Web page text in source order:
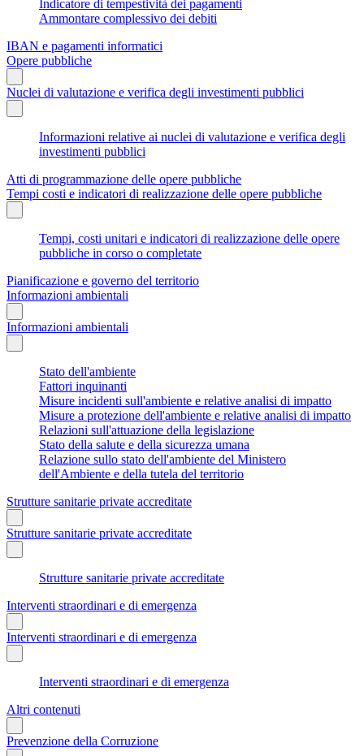
Indicatore di tempestività dei pagamenti
Ammontare complessivo dei debiti
IBAN e pagamenti informatici
Opere pubbliche
Nuclei di valutazione e verifica degli investimenti pubblici
Informazioni relative ai nuclei di valutazione e verifica degli
investimenti pubblici
Atti di programmazione delle opere pubbliche
Tempi costi e indicatori di realizzazione delle opere pubbliche
Tempi, costi unitari e indicatori di realizzazione delle opere
pubbliche in corso o completate
Pianificazione e governo del territorio
Informazioni ambientali
Informazioni ambientali
Stato dell'ambiente
Fattori inquinanti
Misure incidenti sull'ambiente e relative analisi di impatto
Misure a protezione dell'ambiente e relative analisi di impatto
Relazioni sull'attuazione della legislazione
Stato della salute e della sicurezza umana
Relazione sullo stato dell'ambiente del Ministero
dell'Ambiente e della tutela del territorio
Strutture sanitarie private accreditate
Strutture sanitarie private accreditate
Strutture sanitarie private accreditate
Interventi straordinari e di emergenza
Interventi straordinari e di emergenza
Interventi straordinari e di emergenza
Altri contenuti
Prevenzione della Corruzione